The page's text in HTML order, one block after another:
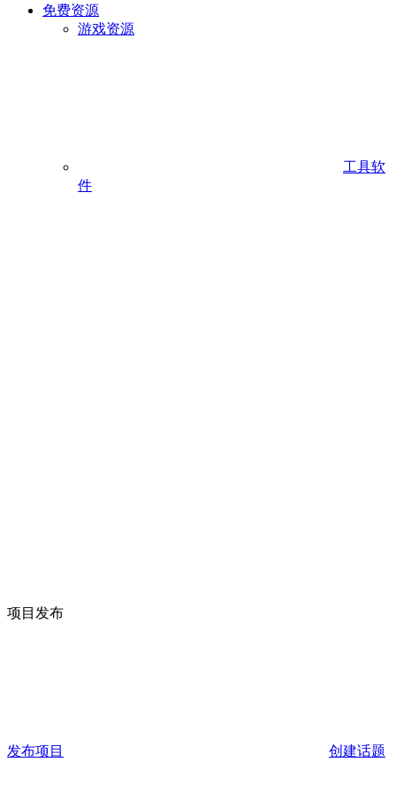
免费资源
游戏资源
工具软
件
项目发布
发布项目 创建话题